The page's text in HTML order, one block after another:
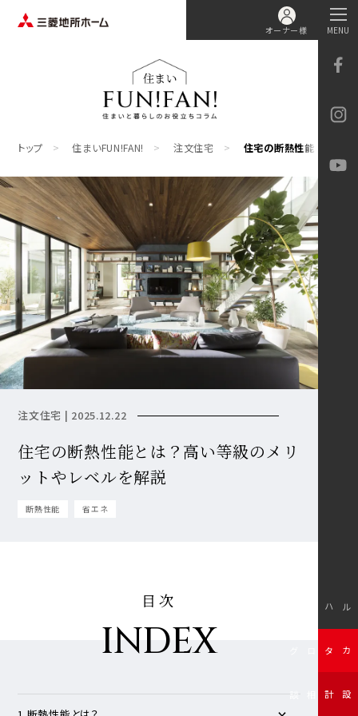
オーナー様 MENU
無料設計相談
トップ 住まいFUN!FAN! 注文住宅 住宅の断熱性能とは？高
注文住宅 | 2025.12.22
住宅の断熱性能とは？高い等級のメリ
ットやレベルを解説
断熱性能 省エネ
目次
INDEX